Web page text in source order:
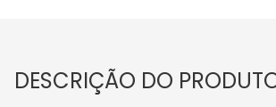
DESCRIÇÃO DO